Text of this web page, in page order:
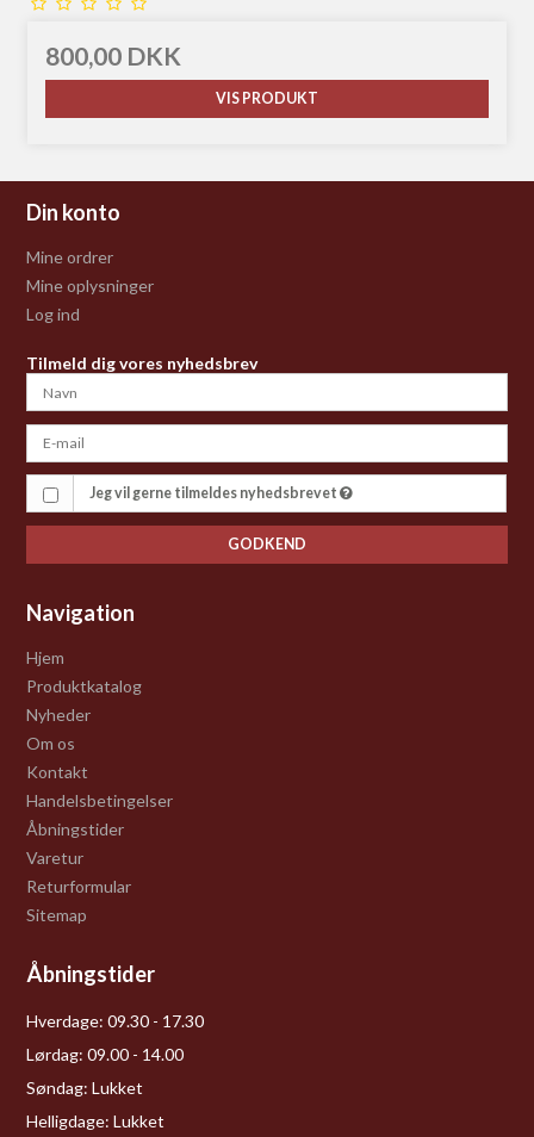
800,00 DKK
VIS PRODUKT
Din konto
Mine ordrer
Mine oplysninger
Log ind
Tilmeld dig vores nyhedsbrev
Jeg vil gerne tilmeldes nyhedsbrevet
GODKEND
Navigation
Hjem
Produktkatalog
Nyheder
Om os
Kontakt
Handelsbetingelser
Åbningstider
Varetur
Returformular
Sitemap
Åbningstider
Hverdage: 09.30 - 17.30
Lørdag: 09.00 - 14.00
Søndag: Lukket
Helligdage: Lukket